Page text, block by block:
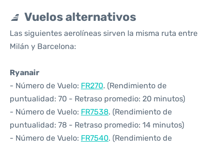
Vuelos alternativos
Las siguientes aerolíneas sirven la misma ruta entre
Milán y Barcelona:
Ryanair
- Número de Vuelo: FR270. (Rendimiento de
puntualidad: 70 - Retraso promedio: 20 minutos)
- Número de Vuelo: FR7538. (Rendimiento de
puntualidad: 78 - Retraso promedio: 14 minutos)
- Número de Vuelo: FR7540. (Rendimiento de